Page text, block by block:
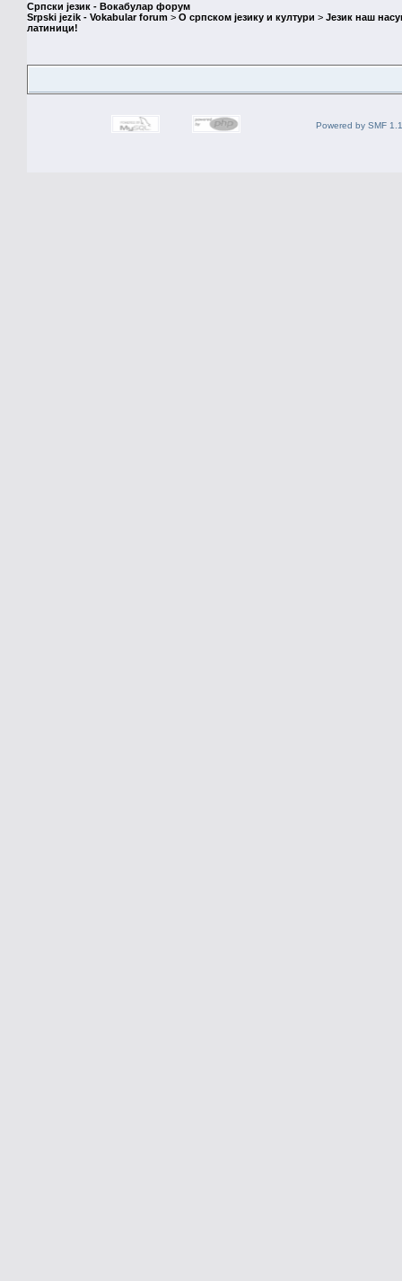
Српски језик - Вокабулар форум
Srpski jezik - Vokabular forum > О српском језику и култури > Језик наш
латиници!
Powered by SMF